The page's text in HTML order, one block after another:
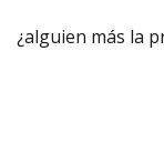
¿alguien más la